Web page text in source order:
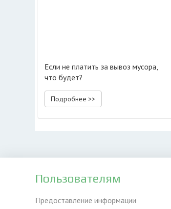
Если не платить за вывоз мусора,
что будет?
Подробнее >>
Пользователям
Предоставление информации